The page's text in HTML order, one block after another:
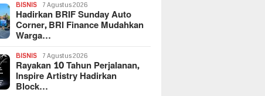
BISNIS 7 Agustus 2026
Hadirkan BRIF Sunday Auto
Corner, BRI Finance Mudahkan
Warga…
BISNIS 7 Agustus 2026
Rayakan 10 Tahun Perjalanan,
Inspire Artistry Hadirkan
Block…